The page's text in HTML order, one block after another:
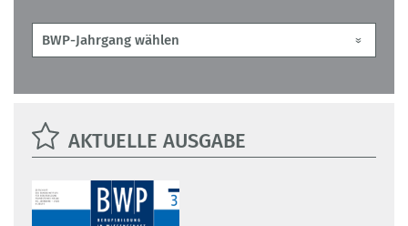
AKTUELLE AUSGABE